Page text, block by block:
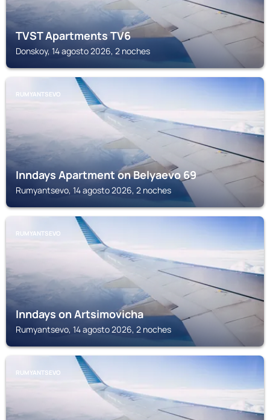
TVST Apartments TV6
Donskoy, 14 agosto 2026, 2 noches
RUMYANTSEVO
Inndays Apartment on Belyaevo 69
Rumyantsevo, 14 agosto 2026, 2 noches
RUMYANTSEVO
Inndays on Artsimovicha
Rumyantsevo, 14 agosto 2026, 2 noches
RUMYANTSEVO